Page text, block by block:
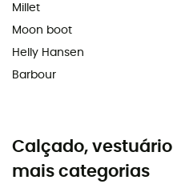
Millet
Moon boot
Helly Hansen
Barbour
Calçado,
mais categorias